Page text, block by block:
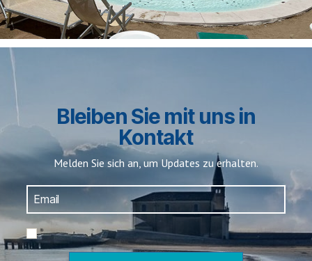
Bleiben Sie mit uns in
Kontakt
Melden Sie sich an, um Updates zu erhalten.
*